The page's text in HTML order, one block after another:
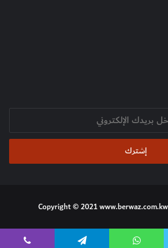
Copyright © 2021